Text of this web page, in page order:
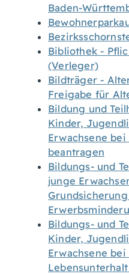
Baden-
Bibliothek -
(Verleger)
Bildträger -
Freigabe für
Bildung und
Kinder,
Erwachsene
beantragen
Bildungs- und
junge
Bildungs- und
Kinder,
Erwachsene